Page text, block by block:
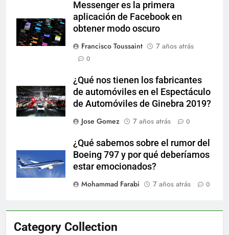
Messenger es la primera
aplicación de Facebook en
obtener modo oscuro
Francisco Toussaint
7 años atrás
0
¿Qué nos tienen los fabricantes
de automóviles en el Espectáculo
de Automóviles de Ginebra 2019?
Jose Gomez
7 años atrás 0
¿Qué sabemos sobre el rumor del
Boeing 797 y por qué deberíamos
estar emocionados?
Mohammad Farabi
7 años atrás 0
Category Collection